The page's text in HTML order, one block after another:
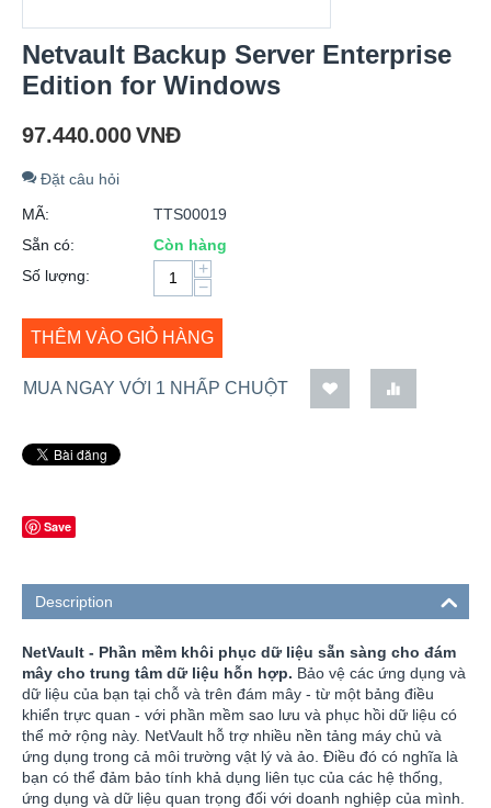
Netvault Backup Server Enterprise
Edition for Windows
97.440.000VNĐ
Đặt câu hỏi
MÃ:
TTS00019
Sẵn có:
Còn hàng
Số lượng:
+
−
THÊM VÀO GIỎ HÀNG
MUA NGAY VỚI 1 NHẤP CHUỘT
Save
Description
NetVault - Phần mềm khôi phục dữ liệu sẵn sàng cho đám
mây cho trung tâm dữ liệu hỗn hợp. Bảo vệ các ứng dụng và
dữ liệu của bạn tại chỗ và trên đám mây - từ một bảng điều
khiển trực quan - với phần mềm sao lưu và phục hồi dữ liệu có
thể mở rộng này. NetVault hỗ trợ nhiều nền tảng máy chủ và
ứng dụng trong cả môi trường vật lý và ảo. Điều đó có nghĩa là
bạn có thể đảm bảo tính khả dụng liên tục của các hệ thống,
ứng dụng và dữ liệu quan trọng đối với doanh nghiệp của mình.